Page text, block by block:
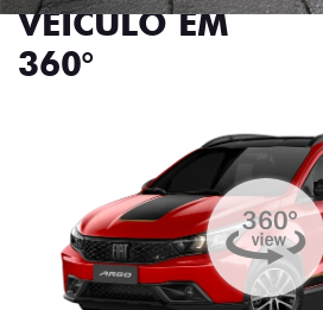
VEÍCULO EM
360°